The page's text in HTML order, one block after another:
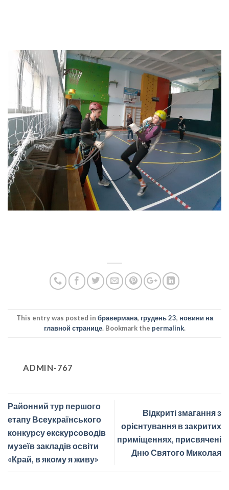
This entry was posted in бравермана, грудень 23, новини на
главной странице. Bookmark the permalink.
ADMIN-767
Районний тур першого
етапу Всеукраїнського
конкурсу екскурсоводів
музеїв закладів освіти
«Край, в якому я живу»
Відкриті змагання з
орієнтування в закритих
приміщеннях, присвячені
Дню Святого Миколая